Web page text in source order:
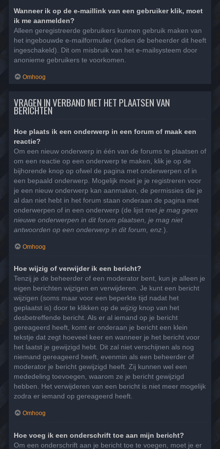
Wanneer ik op de e-maillink van een gebruiker klik, moet
ik me aanmelden?
Alleen geregistreerde gebruikers kunnen gebruik maken van
het ingebouwde e-mailformulier (indien de beheerder dit heeft
ingeschakeld). Dit om misbruik van het e-mailsysteem door
anonieme gebruikers te voorkomen.
Omhoog
VRAGEN IN VERBAND MET HET PLAATSEN VAN
BERICHTEN
Hoe plaats ik een onderwerp in een forum of maak een
reactie?
Om een nieuw onderwerp in één van de forums te plaatsen of
om een reactie op een onderwerp te maken, klik je op de
bijhorende knop op ofwel de pagina met onderwerpen of in
een bepaald onderwerp. Mogelijk moet je je registreren voor
je een nieuw onderwerp kan aanmaken, de permissies die je
al dan niet hebt in het forum staan onderaan de pagina met
onderwerpen of in een onderwerp (de lijst met je mag geen
nieuwe onderwerpen in dit forum plaatsen, je mag niet
antwoorden op een onderwerp in dit forum, enz. ).
Omhoog
Hoe wijzig of verwijder ik een bericht?
Tenzij je de beheerder of een moderator bent, kun je alleen je
eigen berichten wijzigen en verwijderen. Je kunt een bericht
wijzigen (soms maar voor een beperkte tijd nadat het
geplaatst is) door te klikken op de wijzig knop van het
desbetreffende bericht. Als er al iemand op je bericht
gereageerd heeft, komt er onderaan je bericht een klein
tekstje dat zegt hoeveel keer en wanneer je het bericht voor
het laatst je gewijzigd hebt. Dit zal niet verschijnen als nog
niemand gereageerd heeft, evenmin als een beheerder of
moderator je bericht gewijzigd heeft. Zij kunnen wel een
mededeling toevoegen, waarom ze je bericht gewijzigd
hebben. Het verwijderen van een bericht is niet meer mogelijk
zodra er iemand op gereageerd heeft.
Omhoog
Hoe voeg ik een onderschrift toe aan mijn bericht?
Om een onderschrift aan je bericht toe te voegen, moet je er